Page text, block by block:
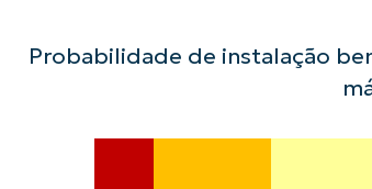
FALE COM NOSSO TIME DE VENDAS
Probabilidade de instalação